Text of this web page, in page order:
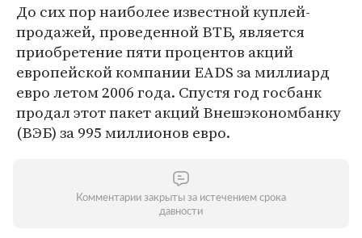
До сих пор наиболее известной куплей-
продажей, проведенной ВТБ, является
приобретение пяти процентов акций
европейской компании EADS за миллиард
евро летом 2006 года. Спустя год госбанк
продал этот пакет акций Внешэкономбанку
(ВЭБ) за 995 миллионов евро.
Комментарии закрыты за истечением срока
давности